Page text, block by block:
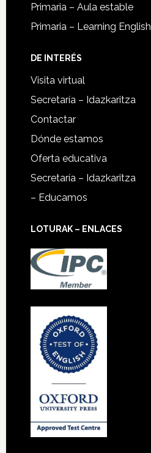
Primaria – Aula estable
Primaria – Learning English
DE INTERÉS
Visita virtual
Secretaría – Idazkaritza
Contactar
Dónde estamos
Oferta educativa
Secretaría – Idazkaritza
– Educamos
LOTURAK – ENLACES